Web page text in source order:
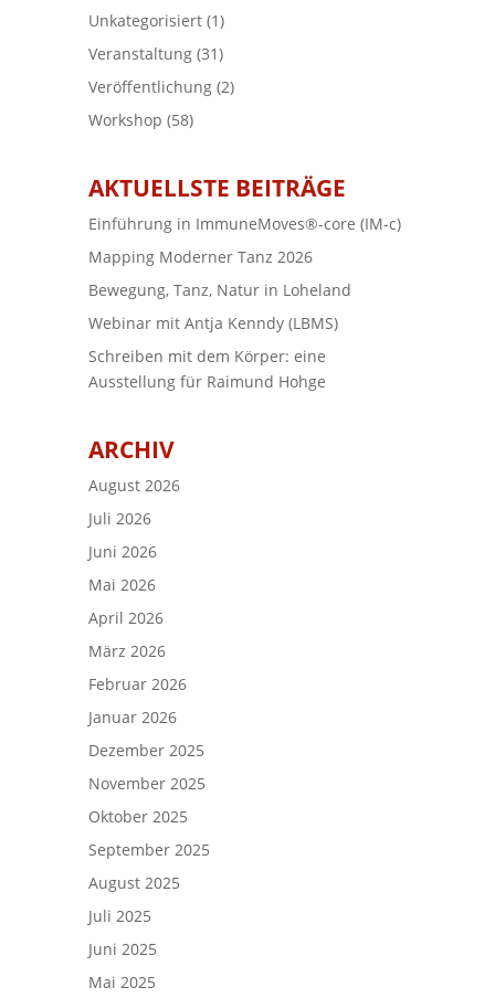
Unkategorisiert (1)
Veranstaltung (31)
Veröffentlichung (2)
Workshop (58)
AKTUELLSTE BEITRÄGE
Einführung in ImmuneMoves®-core (IM-c)
Mapping Moderner Tanz 2026
Bewegung, Tanz, Natur in Loheland
Webinar mit Antja Kenndy (LBMS)
Schreiben mit dem Körper: eine
Ausstellung für Raimund Hohge
ARCHIV
August 2026
Juli 2026
Juni 2026
Mai 2026
April 2026
März 2026
Februar 2026
Januar 2026
Dezember 2025
November 2025
Oktober 2025
September 2025
August 2025
Juli 2025
Juni 2025
Mai 2025